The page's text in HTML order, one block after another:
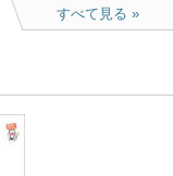
すべて見る